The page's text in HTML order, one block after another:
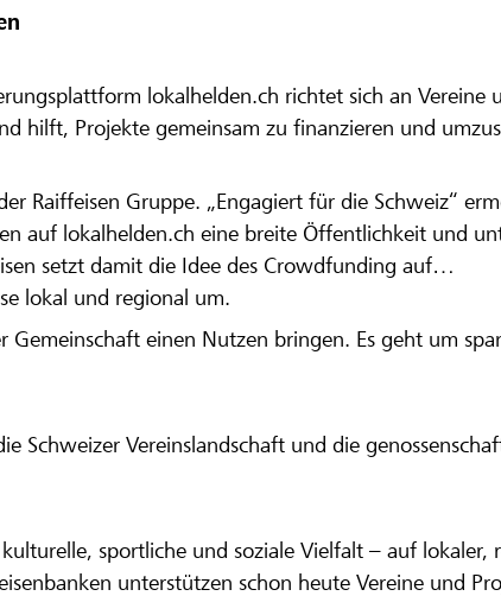
lokalhelden.ch richtet sich an Vereine
hilft, Projekte gemeinsam zu finanzieren und
Raiffeisen Gruppe. „Engagiert für die Schweiz“
auf lokalhelden.ch eine breite Öffentlichkeit und
setzt damit die Idee des Crowdfunding auf
lokal und regional um.
Gemeinschaft einen Nutzen bringen. Es geht um
Schweizer Vereinslandschaft und die
sportliche und soziale Vielfalt – auf lokaler,
unterstützen schon heute Vereine und